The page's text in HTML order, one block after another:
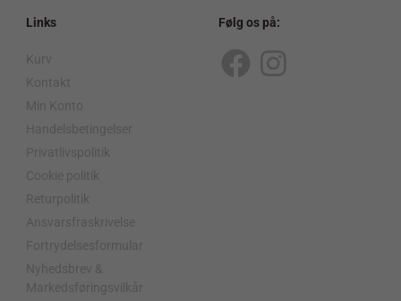
Links
Kurv
Kontakt
Min Konto
Handelsbetingelser
Privatlivspolitik
Cookie politik
Returpolitik
Ansvarsfraskrivelse
Fortrydelsesformular
Nyhedsbrev &
Markedsføringsvilkår
Følg os på:
F
I